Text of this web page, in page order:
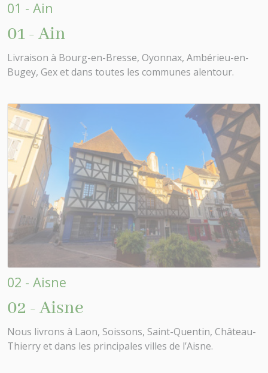
01 - Ain
01 - Ain
Livraison à Bourg-en-Bresse, Oyonnax, Ambérieu-en-
Bugey, Gex et dans toutes les communes alentour.
02 - Aisne
02 - Aisne
Nous livrons à Laon, Soissons, Saint-Quentin, Château-
Thierry et dans les principales villes de l’Aisne.